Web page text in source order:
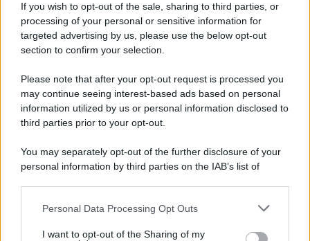
If you wish to opt-out of the sale, sharing to third parties, or
processing of your personal or sensitive information for
targeted advertising by us, please use the below opt-out
section to confirm your selection.
Please note that after your opt-out request is processed you
may continue seeing interest-based ads based on personal
information utilized by us or personal information disclosed to
third parties prior to your opt-out.
You may separately opt-out of the further disclosure of your
personal information by third parties on the IAB’s list of
This information may also be disclosed by us to third parties
Personal Data Processing Opt Outs
I want to opt-out of the Sharing of my
© 2026 - Pianeta Design - P.IVA 04827280654 - Testata
Registrata Al Tribunale Di Nocera Inferiore N. 8/2020 - RG N.
ISCRIZIONE AL ROC N. 35792 – ISCRITTA ALL’ANSO
(ASSOCIAZIONE NAZIONALE STAMPA ONLINE)
PREFERENZE PRIVACY